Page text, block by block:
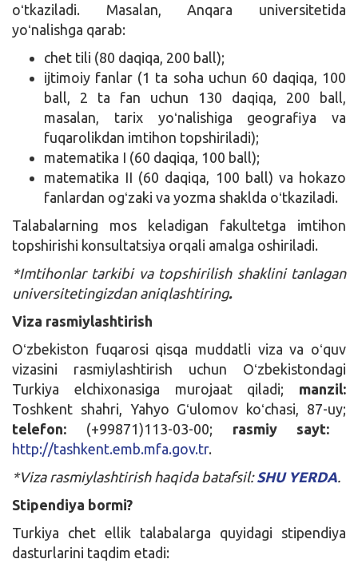
oʻtkaziladi. Masalan, Anqara universitetida
yoʻnalishga qarab:
chet tili (80 daqiqa, 200 ball);
ijtimoiy fanlar (1 ta soha uchun 60 daqiqa, 100
ball, 2 ta fan uchun 130 daqiqa, 200 ball,
masalan, tarix yoʻnalishiga geografiya va
fuqarolikdan imtihon topshiriladi);
matematika I (60 daqiqa, 100 ball);
matematika II (60 daqiqa, 100 ball) va hokazo
fanlardan ogʻzaki va yozma shaklda oʻtkaziladi.
Talabalarning mos keladigan fakultetga imtihon
topshirishi konsultatsiya orqali amalga oshiriladi.
*Imtihonlar tarkibi va topshirilish shaklini tanlagan
universitetingizdan aniqlashtiring.
Viza rasmiylashtirish
Oʻzbekiston fuqarosi qisqa muddatli viza va oʻquv
vizasini rasmiylashtirish uchun Oʻzbekistondagi
Turkiya elchixonasiga murojaat qiladi; manzil:
Toshkent shahri, Yahyo Gʻulomov koʻchasi, 87-uy;
telefon: (+99871)113-03-00; rasmiy sayt:
http://tashkent.emb.mfa.gov.tr.
*Viza rasmiylashtirish haqida batafsil:SHU YERDA
Stipendiya bormi?
Turkiya chet ellik talabalarga quyidagi stipendiya
dasturlarini taqdim etadi: